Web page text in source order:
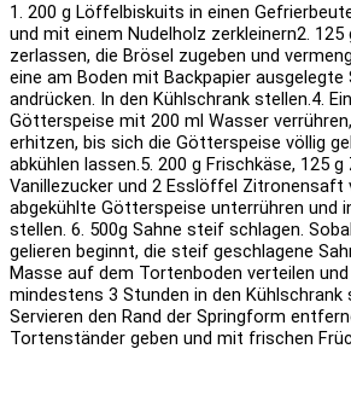
1. 200 g Löffelbiskuits in einen
und mit einem Nudelholz zerkleinern2.
zerlassen, die Brösel zugeben und
eine am Boden mit Backpapier ausgelegte
andrücken. In den Kühlschrank stellen.4.
Götterspeise mit 200 ml Wasser
erhitzen, bis sich die Götterspeise völlig
abkühlen lassen.5. 200 g Frischkäse, 125 g
Vanillezucker und 2 Esslöffel Zitronensaft
abgekühlte Götterspeise unterrühren und
stellen. 6. 500g Sahne steif schlagen.
gelieren beginnt, die steif geschlagene
Masse auf dem Tortenboden verteilen
mindestens 3 Stunden in den Kühlschrank
Servieren den Rand der Springform
Tortenständer geben und mit frischen